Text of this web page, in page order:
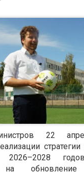
22
на обновление